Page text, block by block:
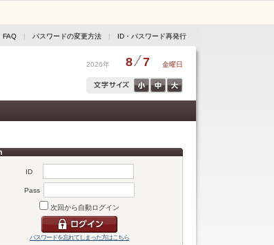
FAQ | パスワードの変更方法 | ID・パスワード再発行
2026年 8 7 金曜日
ID
Pass
次回から自動ログイン
パスワードを忘れてしまった方はこちら